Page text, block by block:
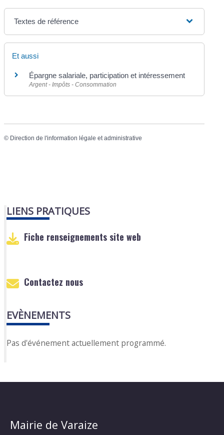
Textes de référence
Et aussi
Épargne salariale, participation et intéressement
Argent - Impôts - Consommation
© Direction de l'information légale et administrative
LIENS PRATIQUES
Fiche renseignements site web
Contactez nous
EVÈNEMENTS
Pas d'événement actuellement programmé.
Mairie de Varaize